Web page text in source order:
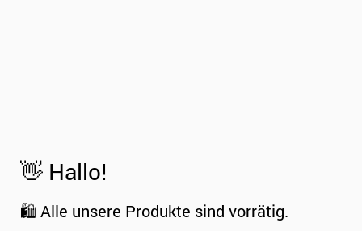
👋 Hallo!
🛍️ Alle unsere Produkte sind vorrätig.